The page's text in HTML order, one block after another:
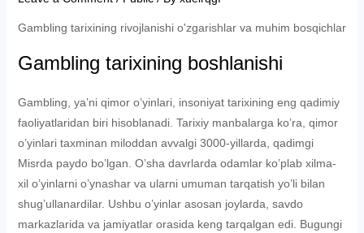
Gambling tarixining rivojlanishi o'zgarishlar va muhim bosqichlar
Gambling tarixining boshlanishi
Gambling, ya’ni qimor o’yinlari, insoniyat tarixining eng qadimiy
faoliyatlaridan biri hisoblanadi. Tarixiy manbalarga ko’ra, qimor
o’yinlari taxminan miloddan avvalgi 3000-yillarda, qadimgi
Misrda paydo bo’lgan. O’sha davrlarda odamlar ko’plab xilma-
xil o’yinlarni o’ynashar va ularni umuman tarqatish yo’li bilan
shug’ullanardilar. Ushbu o’yinlar asosan joylarda, savdo
markazlarida va jamiyatlar orasida keng tarqalgan edi. Bugungi